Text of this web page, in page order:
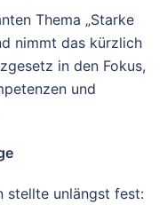
Thema „Starke
nimmt das kürzlich
in den Fokus,
und
stellte unlängst fest: